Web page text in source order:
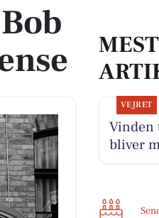
VEJRET
Vinden
bliver